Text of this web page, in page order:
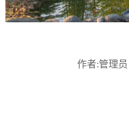
作者:管理